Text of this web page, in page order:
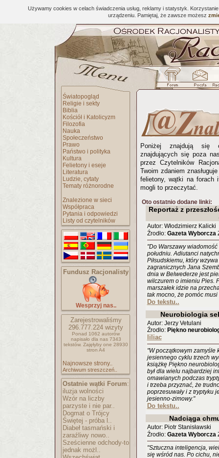
Używamy cookies w celach świadczenia usług, reklamy i statystyk.
urządzeniu. Pamiętaj, że zawsze możesz
Światopogląd
Religie i sekty
Biblia
Kościół i Katolicyzm
Filozofia
Nauka
Społeczeństwo
Prawo
Państwo i polityka
Kultura
Felietony i eseje
Literatura
Ludzie, cytaty
Tematy różnorodne
Znalezione w sieci
Współpraca
Pytania i odpowiedzi
Listy od czytelników
Fundusz Racjonalisty
Wesprzyj nas..
Zarejestrowaliśmy
296.777.224 wizyty
Ponad 1062 autorów
napisało dla nas 7343
tekstów. Zajęłyby one 28930
stron A4
Najnowsze strony..
Archiwum streszczeń..
Ostatnie wątki Forum:
iluzja wolności
Wzór na liczby
parzyste i nie par..
Dogmat o Trójcy
Świętej - próba l..
Diabeł tasmański i
zaraźliwy nowo..
Sześcienne odchody-to
jednak możl..
Poniżej znajdują się
znajdujących się poza
przez Czytelników
Twoim zdaniem
felietony, wątki na forach
mogli to przeczytać.
Oto ostatnio dodane linki:
Reportaż z
Autor: Włodzimierz Kalicki
Źrodło: Gazeta Wyborcza
"Do Warszawy
południu. Adiutanci
Piłsudskiemu, który
zagranicznych Jana
dnia w Belwederze jest
wilczurem o imieniu Pies.
marszałek idzie na
tak mocno, że pomóc musi
Do tekstu..
Neurobiologia
Autor: Jerzy Vetulani
Źrodło: Piękno
liliac
"W początkowym zamyśle
jesiennego cyklu trzech
książkę Piękno
był dla wielu najbardziej
omawianych podczas
i trzeba przyznać, że
poprzesuwały i z tryptyku
jesienno-zimowy."
Do tekstu..
Nadciąga
Autor: Piotr Stanisławski
Źrodło: Gazeta Wyborcza
"Sztuczna inteligencja,
się wśród nas. Po cichu,